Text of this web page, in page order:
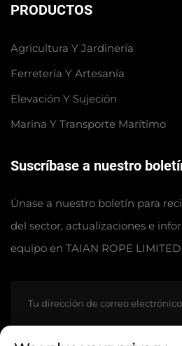
PRODUCTOS
Agricultura Y Jardinería
Ferretería Y Artesanía
Elevación Y Sujeción
Marina Y Transporte Marítimo
Suscríbase a nuestro
Únase a nuestro boletín para
del sector, actualizaciones e
equipo en TAIAN ROPE